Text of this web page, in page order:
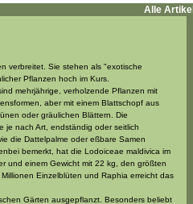
Alle Artikel
verbreitet. Sie stehen als "exotische
Pflanzen hoch im Kurs.
mehrjährige, verholzende Pflanzen mit
aber mit einem Blattschopf aus
oder gräulichen Blättern. Die
je nach Art, endständig oder seitlich
die Dattelpalme oder eßbare Samen
bemerkt, hat die Lodoiceae maldivica im
und einem Gewicht mit 22 kg, den größten
Einzelblüten und Raphia erreicht das
Gärten ausgepflanzt. Besonders beliebt